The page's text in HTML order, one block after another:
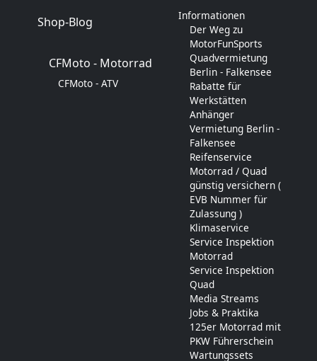
Shop-Blog
CFMoto - Motorrad
CFMoto - ATV
Informationen
Der Weg zu
MotorFunSports
Quadvermietung
Berlin - Falkensee
Rabatte für
Werkstätten
Anhänger
Vermietung Berlin -
Falkensee
Reifenservice
Motorrad / Quad
günstig versichern (
EVB Nummer für
Zulassung )
Klimaservice
Service Inspektion
Motorrad
Service Inspektion
Quad
Media Streams
Jobs & Praktika
125er Motorrad mit
PKW Führerschein
Wartungssets